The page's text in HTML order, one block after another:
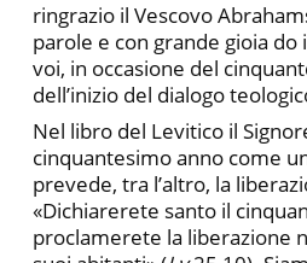
ringrazio il Vescovo
parole e con grande gioia
voi, in occasione del
dell’inizio del dialogo
Nel libro del Levitico il
cinquantesimo anno come
prevede, tra l’altro, la
«Dichiarerete santo il
proclamerete la liberazione